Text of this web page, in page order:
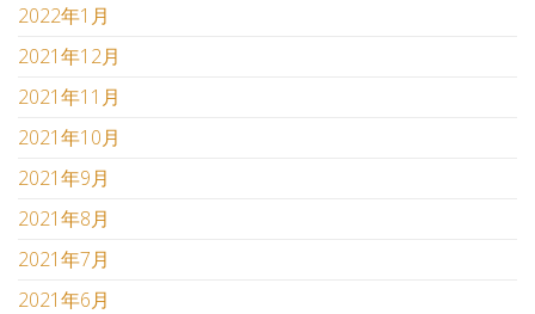
2022年1月
2021年12月
2021年11月
2021年10月
2021年9月
2021年8月
2021年7月
2021年6月